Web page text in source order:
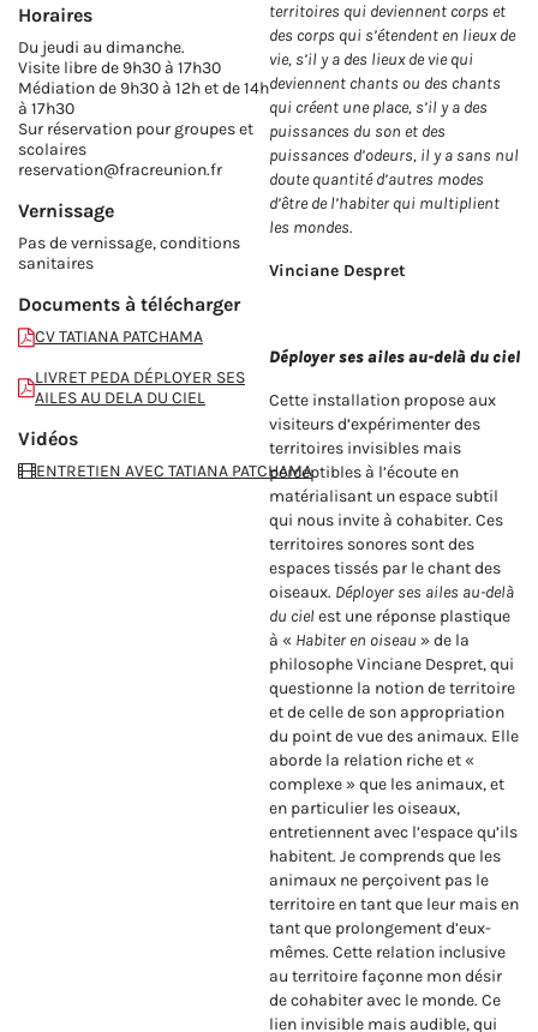
Horaires
Du jeudi au dimanche.
Visite libre de 9h30 à 17h30
Médiation de 9h30 à 12h et de 14h
à 17h30
Sur réservation pour groupes et
scolaires
reservation@fracreunion.fr
Vernissage
Pas de vernissage, conditions
sanitaires
Documents à télécharger
CV TATIANA PATCHAMA
LIVRET PEDA DÉPLOYER SES
AILES AU DELA DU CIEL
Vidéos
ENTRETIEN AVEC TATIANA PATCHAMA
territoires qui deviennent corps et
des corps qui s’étendent en lieux de
vie, s’il y a des lieux de vie qui
deviennent chants ou des chants
qui créent une place, s’il y a des
puissances du son et des
puissances d’odeurs, il y a sans nul
doute quantité d’autres modes
d’être de l’habiter qui multiplient
les mondes.
Vinciane Despret
Déployer ses ailes au-delà du ciel
Cette installation propose aux
visiteurs d’expérimenter des
territoires invisibles mais
perceptibles à l’écoute en
matérialisant un espace subtil
qui nous invite à cohabiter. Ces
territoires sonores sont des
espaces tissés par le chant des
oiseaux. Déployer ses ailes au-delà
du ciel est une réponse plastique
à « Habiter en oiseau » de la
philosophe Vinciane Despret, qui
questionne la notion de territoire
et de celle de son appropriation
du point de vue des animaux. Elle
aborde la relation riche et «
complexe » que les animaux, et
en particulier les oiseaux,
entretiennent avec l’espace qu’ils
habitent. Je comprends que les
animaux ne perçoivent pas le
territoire en tant que leur mais en
tant que prolongement d’eux-
mêmes. Cette relation inclusive
au territoire façonne mon désir
de cohabiter avec le monde. Ce
lien invisible mais audible, qui